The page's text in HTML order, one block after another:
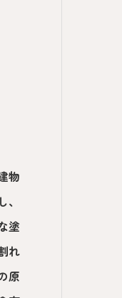
物
塗
れ
原